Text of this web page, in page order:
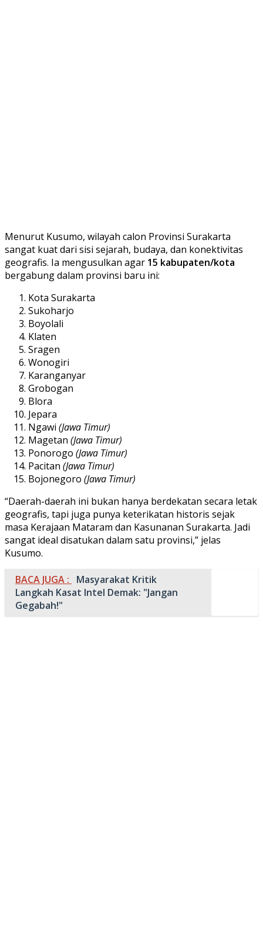
Menurut Kusumo, wilayah calon Provinsi Surakarta
sangat kuat dari sisi sejarah, budaya, dan konektivitas
geografis. Ia mengusulkan agar 15 kabupaten/kota
bergabung dalam provinsi baru ini:
Kota Surakarta
Sukoharjo
Boyolali
Klaten
Sragen
Wonogiri
Karanganyar
Grobogan
Blora
Jepara
Ngawi (Jawa Timur)
Magetan (Jawa Timur)
Ponorogo (Jawa Timur)
Pacitan (Jawa Timur)
Bojonegoro (Jawa Timur)
“Daerah-daerah ini bukan hanya berdekatan secara letak
geografis, tapi juga punya keterikatan historis sejak
masa Kerajaan Mataram dan Kasunanan Surakarta. Jadi
sangat ideal disatukan dalam satu provinsi,” jelas
Kusumo.
BACA JUGA :
Masyarakat Kritik
Langkah Kasat Intel Demak: "Jangan
Gegabah!"